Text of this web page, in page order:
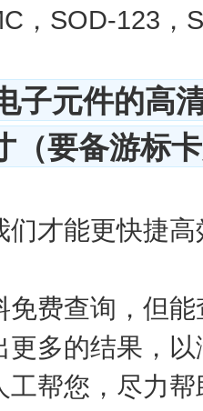
，SOD-123，
子元件的高
（要备游标
们才能更快捷
免费查询，但
更多的结果，
工帮您，尽力